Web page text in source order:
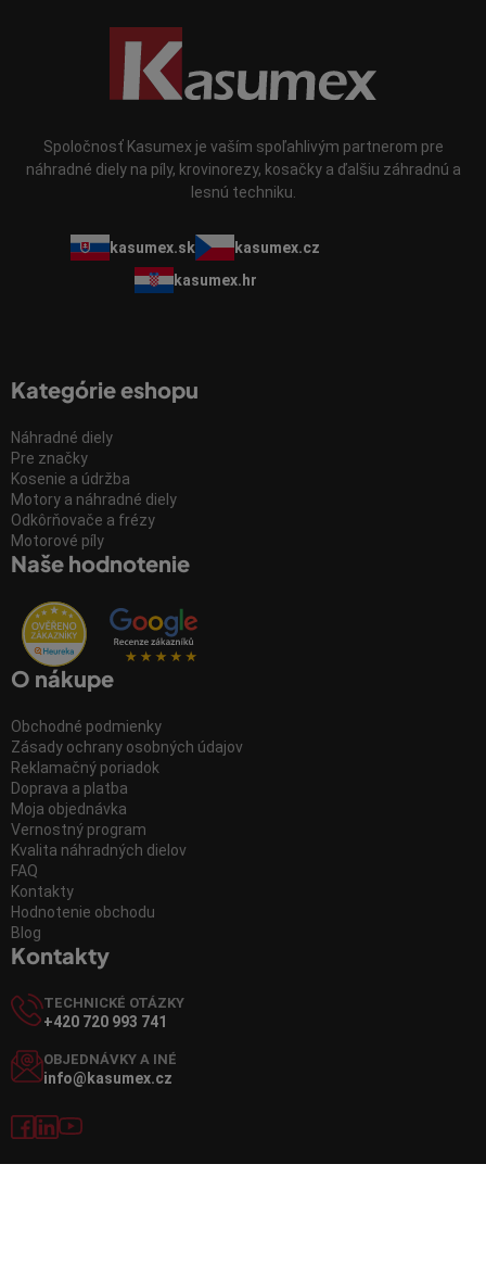
Spoločnosť Kasumex je vaším spoľahlivým partnerom pre
náhradné diely na píly, krovinorezy, kosačky a ďalšiu záhradnú a
lesnú techniku.
kasumex.sk
kasumex.cz
kasumex.hr
Kategórie eshopu
Náhradné diely
Pre značky
Kosenie a údržba
Motory a náhradné diely
Odkôrňovače a frézy
Motorové píly
Naše hodnotenie
O nákupe
Obchodné podmienky
Zásady ochrany osobných údajov
Reklamačný poriadok
Doprava a platba
Moja objednávka
Vernostný program
Kvalita náhradných dielov
FAQ
Kontakty
Hodnotenie obchodu
Blog
Kontakty
TECHNICKÉ OTÁZKY
+420 720 993 741
OBJEDNÁVKY A INÉ
info@kasumex.cz